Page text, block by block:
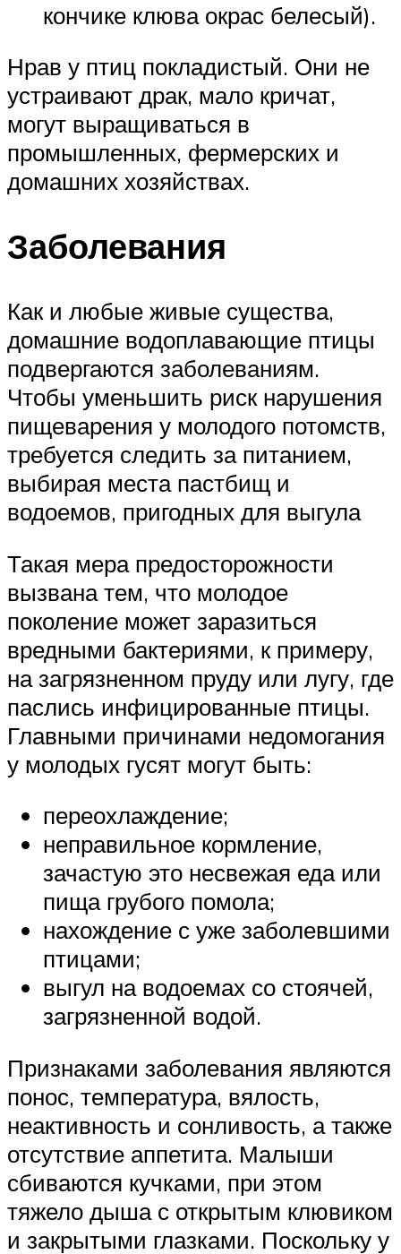
кончике клюва окрас белесый).
Нрав у птиц покладистый. Они не
устраивают драк, мало кричат,
могут выращиваться в
промышленных, фермерских и
домашних хозяйствах.
Заболевания
Как и любые живые существа,
домашние водоплавающие птицы
подвергаются заболеваниям.
Чтобы уменьшить риск нарушения
пищеварения у молодого потомств,
требуется следить за питанием,
выбирая места пастбищ и
водоемов, пригодных для выгула
Такая мера предосторожности
вызвана тем, что молодое
поколение может заразиться
вредными бактериями, к примеру,
на загрязненном пруду или лугу, где
паслись инфицированные птицы.
Главными причинами недомогания
у молодых гусят могут быть:
переохлаждение;
неправильное кормление,
зачастую это несвежая еда или
пища грубого помола;
нахождение с уже заболевшими
птицами;
выгул на водоемах со стоячей,
загрязненной водой.
Признаками заболевания являются
понос, температура, вялость,
неактивность и сонливость, а также
отсутствие аппетита. Малыши
сбиваются кучками, при этом
тяжело дыша с открытым клювиком
и закрытыми глазками. Поскольку у